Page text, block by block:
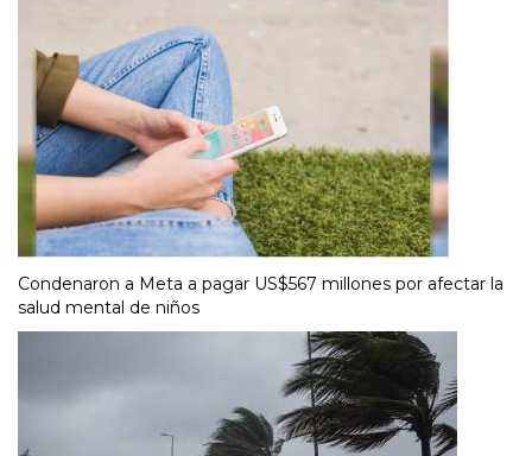
Condenaron a Meta a pagar US$567 millones por afectar la
salud mental de niños